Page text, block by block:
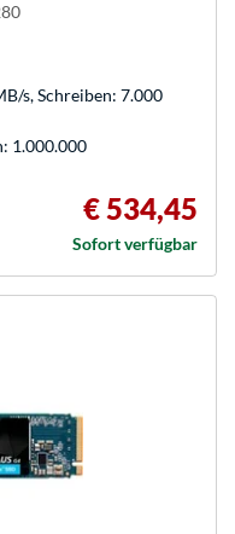
s, Schreiben: 7.000
1.000.000
€ 534,45
Sofort verfügbar